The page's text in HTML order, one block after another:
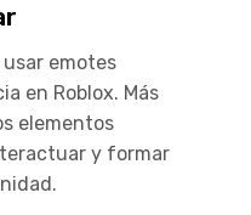
emotes
en Roblox. Más
elementos
y formar